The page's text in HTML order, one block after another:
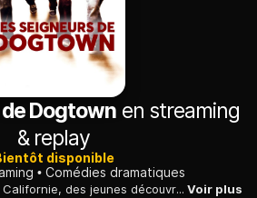
Dogtown en streaming
& replay
disponible
Comédies dramatiques
Dans les années 70, en Californie, des jeunes découvrent le skateboard, multiplient les exploits spectaculaires et deviennent riches et célèbres... Voir plus